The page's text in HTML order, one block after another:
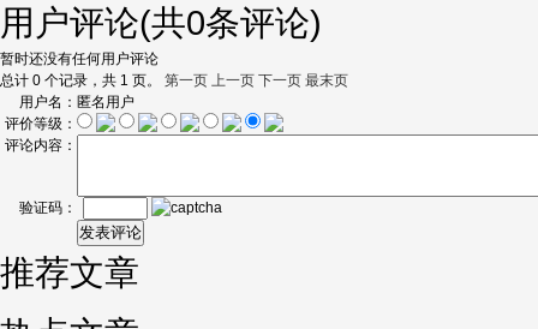
用户评论(共0条评论)
暂时还没有任何用户评论
总计 0 个记录，共 1 页。 第一页 上一页 下一页 最末页
用户名： 匿名用户
评价等级：
评论内容：
验证码：
推荐文章